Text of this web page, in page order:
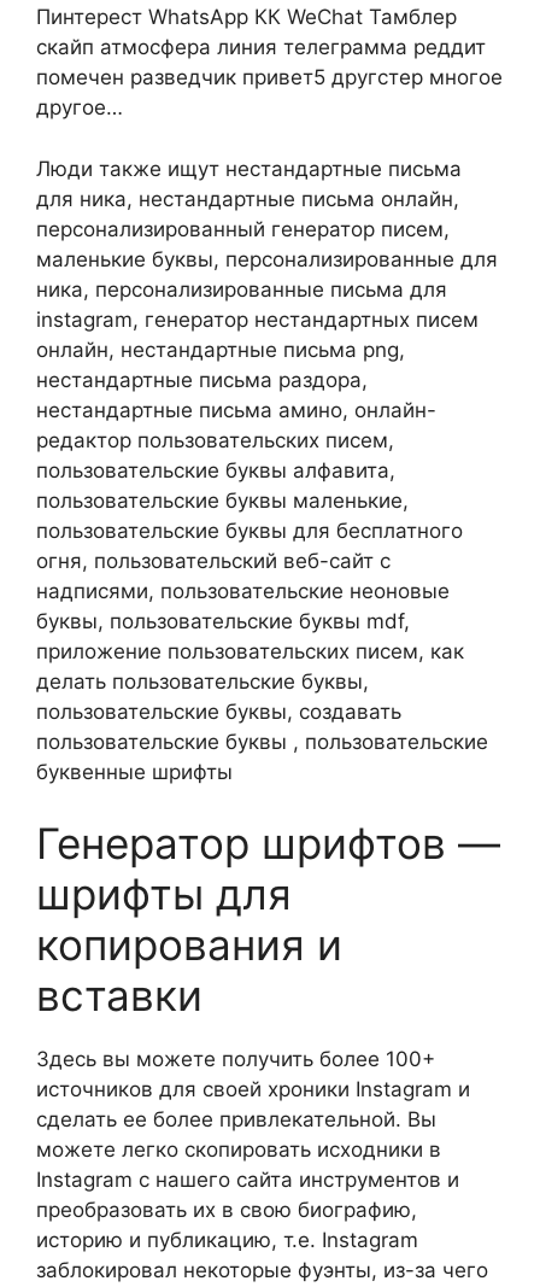
Пинтерест WhatsApp КК WeChat Тамблер
скайп атмосфера линия телеграмма реддит
помечен разведчик привет5 другстер многое
другое…
Люди также ищут нестандартные письма
для ника, нестандартные письма онлайн,
персонализированный генератор писем,
маленькие буквы, персонализированные для
ника, персонализированные письма для
instagram, генератор нестандартных писем
онлайн, нестандартные письма png,
нестандартные письма раздора,
нестандартные письма амино, онлайн-
редактор пользовательских писем,
пользовательские буквы алфавита,
пользовательские буквы маленькие,
пользовательские буквы для бесплатного
огня, пользовательский веб-сайт с
надписями, пользовательские неоновые
буквы, пользовательские буквы mdf,
приложение пользовательских писем, как
делать пользовательские буквы,
пользовательские буквы, создавать
пользовательские буквы , пользовательские
буквенные шрифты
Генератор шрифтов —
шрифты для
копирования и
вставки
Здесь вы можете получить более 100+
источников для своей хроники Instagram и
сделать ее более привлекательной. Вы
можете легко скопировать исходники в
Instagram с нашего сайта инструментов и
преобразовать их в свою биографию,
историю и публикацию, т.е. Instagram
заблокировал некоторые фуэнты, из-за чего